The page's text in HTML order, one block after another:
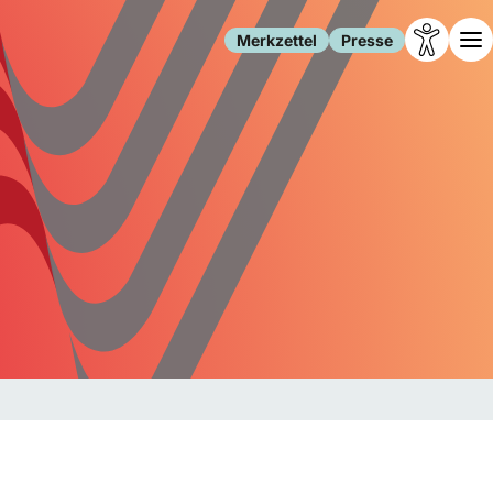
Merkzettel Presse
Leben
Familie
Freizeit
Gesundheit
Internet
Gesellschaft
Forschung
Migration
Polizei